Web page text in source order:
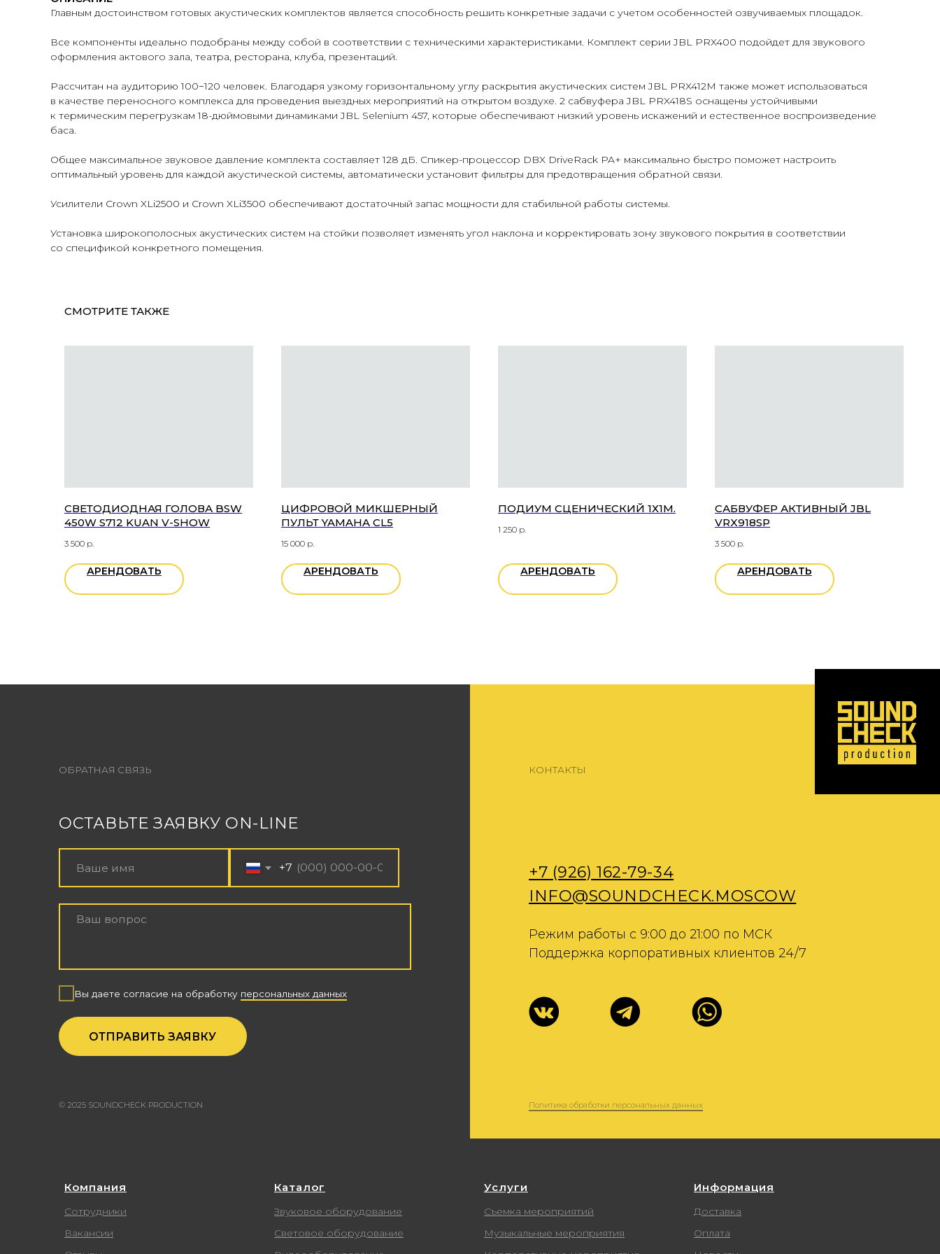
Главным достоинством готовых акустических комплектов является способность решить конкретные задачи с учетом особенностей озвучиваемых площадок.
Все компоненты идеально подобраны между собой в соответствии с техническими характеристиками. Комплект серии JBL PRX400 подойдет для звукового
оформления актового зала, театра, ресторана, клуба, презентаций.
Рассчитан на аудиторию 100−120 человек. Благодаря узкому горизонтальному углу раскрытия акустических систем JBL PRX412M также может использоваться
в качестве переносного комплекса для проведения выездных мероприятий на открытом воздухе. 2 сабвуфера JBL PRX418S оснащены устойчивыми
к термическим перегрузкам 18-дюймовыми динамиками JBL Selenium 457, которые обеспечивают низкий уровень искажений и естественное воспроизведение
баса.
Общее максимальное звуковое давление комплекта составляет 128 дБ. Спикер-процессор DBX DriveRack PA+ максимально быстро поможет настроить
оптимальный уровень для каждой акустической системы, автоматически установит фильтры для предотвращения обратной связи.
Усилители Crown XLi2500 и Crown XLi3500 обеспечивают достаточный запас мощности для стабильной работы системы.
Установка широкополосных акустических систем на стойки позволяет изменять угол наклона и корректировать зону звукового покрытия в соответствии
со спецификой конкретного помещения.
СМОТРИТЕ ТАКЖЕ
СВЕТОДИОДНАЯ ГОЛОВА BSW
450W S712 KUAN V-SHOW
3 500 р.
АРЕНДОВАТЬ
ЦИФРОВОЙ МИКШЕРНЫЙ
ПУЛЬТ YAMAHA CL5
15 000 р.
АРЕНДОВАТЬ
ПОДИУМ СЦЕНИЧЕСКИЙ 1Х1М.
1 250 р.
АРЕНДОВАТЬ
САБВУФЕР АКТИВНЫЙ JBL
VRX918SP
3 500 р.
АРЕНДОВАТЬ
Режим работы с 9:00 до 21:00 по МСК
© 2025 SOUNDCHECK PRODUCTION
Вы даете согласие на обработку персональных данных
Компания
Сотрудники
Вакансии
Каталог
Звуковое оборудование
Световое оборудование
Услуги
Съемка мероприятий
Музыкальные мероприятия
Информация
Доставка
Оплата